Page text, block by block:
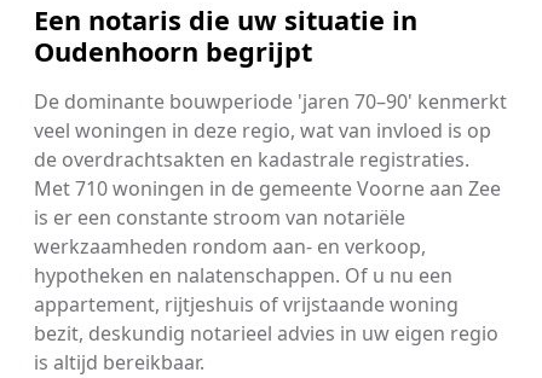
Een notaris die uw situatie in
Oudenhoorn begrijpt
De dominante bouwperiode 'jaren 70–90' kenmerkt
veel woningen in deze regio, wat van invloed is op
de overdrachtsakten en kadastrale registraties.
Met 710 woningen in de gemeente Voorne aan Zee
is er een constante stroom van notariële
werkzaamheden rondom aan- en verkoop,
hypotheken en nalatenschappen. Of u nu een
appartement, rijtjeshuis of vrijstaande woning
bezit, deskundig notarieel advies in uw eigen regio
is altijd bereikbaar.